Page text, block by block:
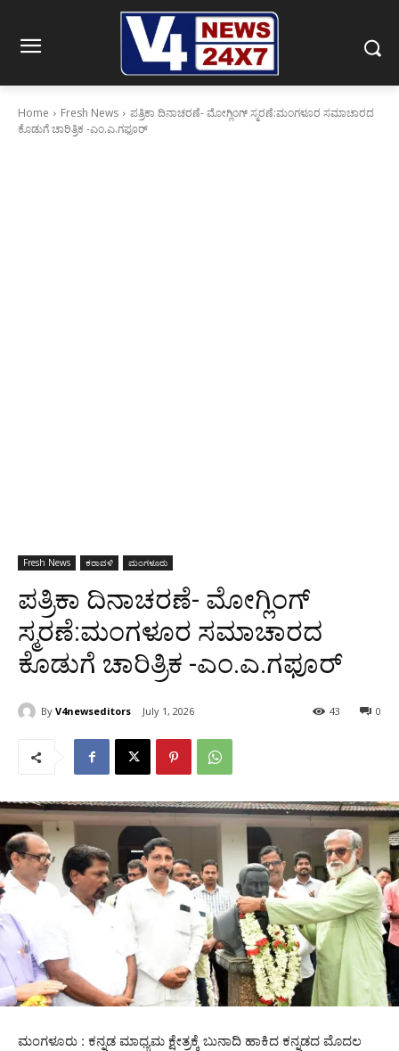
Home Fresh News
ಪತ್ರಿಕಾ ದಿನಾಚರಣೆ- ಮೋಗ್ಲಿಂಗ್ ಸ್ಮರಣೆ:ಮಂಗಳೂರ ಸಮಾಚಾರದ
ಕೊಡುಗೆ ಚಾರಿತ್ರಿಕ -ಎಂ.ಎ‌.ಗಫೂರ್
Fresh News ಕರಾವಳಿ ಮಂಗಳೂರು
ಪತ್ರಿಕಾ ದಿನಾಚರಣೆ- ಮೋಗ್ಲಿಂಗ್
ಸ್ಮರಣೆ:ಮಂಗಳೂರ ಸಮಾಚಾರದ
ಕೊಡುಗೆ ಚಾರಿತ್ರಿಕ -ಎಂ.ಎ‌.ಗಫೂರ್
By V4newseditors July 1, 2026 0
43
ಮಂಗಳೂರು : ಕನ್ನಡ ಮಾಧ್ಯಮ ಕ್ಷೇತ್ರಕ್ಕೆ ಬುನಾದಿ ಹಾಕಿದ ಕನ್ನಡದ ಮೊದಲ